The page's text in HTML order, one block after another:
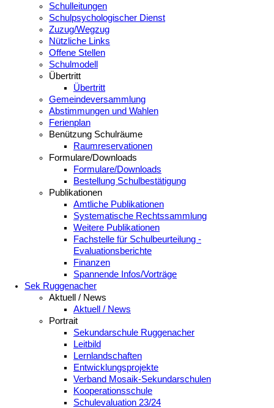
Schulleitungen
Schulpsychologischer Dienst
Zuzug/Wegzug
Nützliche Links
Offene Stellen
Schulmodell
Übertritt
Übertritt
Gemeindeversammlung
Abstimmungen und Wahlen
Ferienplan
Benützung Schulräume
Raumreservationen
Formulare/Downloads
Formulare/Downloads
Bestellung Schulbestätigung
Publikationen
Amtliche Publikationen
Systematische Rechtssammlung
Weitere Publikationen
Fachstelle für Schulbeurteilung -
Evaluationsberichte
Finanzen
Spannende Infos/Vorträge
Sek Ruggenacher
Aktuell / News
Aktuell / News
Portrait
Sekundarschule Ruggenacher
Leitbild
Lernlandschaften
Entwicklungsprojekte
Verband Mosaik-Sekundarschulen
Kooperationsschule
Schulevaluation 23/24